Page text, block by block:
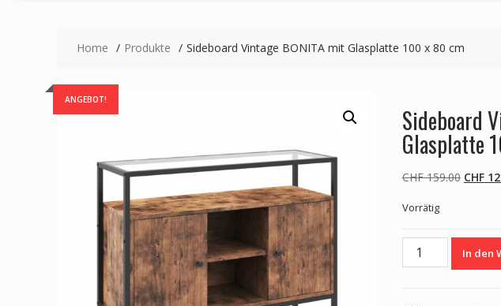
Home Produkte Sideboard Vintage BONITA mit Glasplatte 100 x 80 cm
ANGEBOT!
Sideboard
Glasplatte
CHF159.00
CHF
CHF
Vorrätig
Sideboard
In den